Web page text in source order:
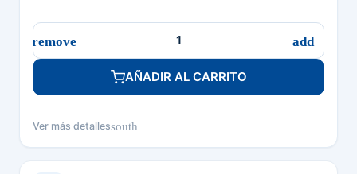
AÑADIR AL CARRITO
Ver más detallessouth